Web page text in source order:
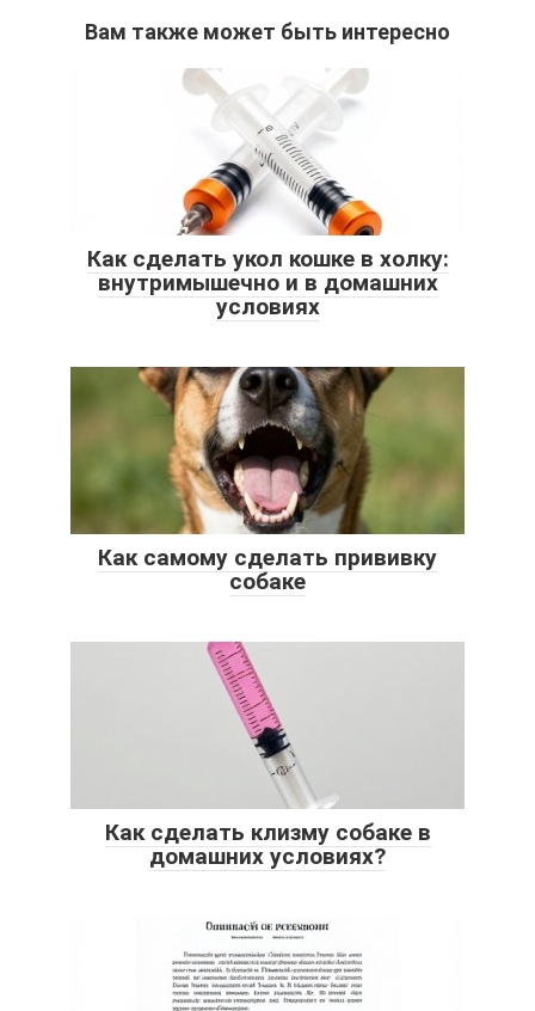
Вам также может быть интересно
Как сделать укол кошке в холку:
внутримышечно и в домашних
условиях
Как самому сделать прививку
собаке
Как сделать клизму собаке в
домашних условиях?